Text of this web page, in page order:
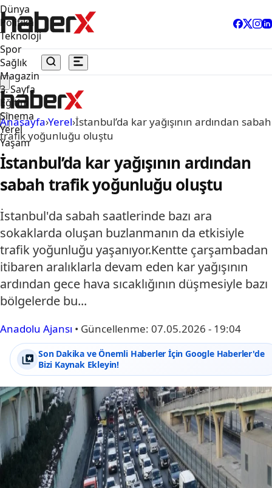
Dünya
Politika
Teknoloji
Spor
Sağlık
Magazin
3. Sayfa
Eğitim
Sinema
Yerel
Yaşam
Anasayfa›Yerel›İstanbul’da kar yağışının ardından sabah
trafik yoğunluğu oluştu
İstanbul’da kar yağışının ardından
sabah trafik yoğunluğu oluştu
İstanbul'da sabah saatlerinde bazı ara
sokaklarda oluşan buzlanmanın da etkisiyle
trafik yoğunluğu yaşanıyor.Kentte çarşambadan
itibaren aralıklarla devam eden kar yağışının
ardından gece hava sıcaklığının düşmesiyle bazı
bölgelerde bu...
Anadolu Ajansı • Güncellenme: 07.05.2026 - 19:04
Son Dakika ve Önemli Haberler İçin Google Haberler'de
Bizi Kaynak Ekleyin!